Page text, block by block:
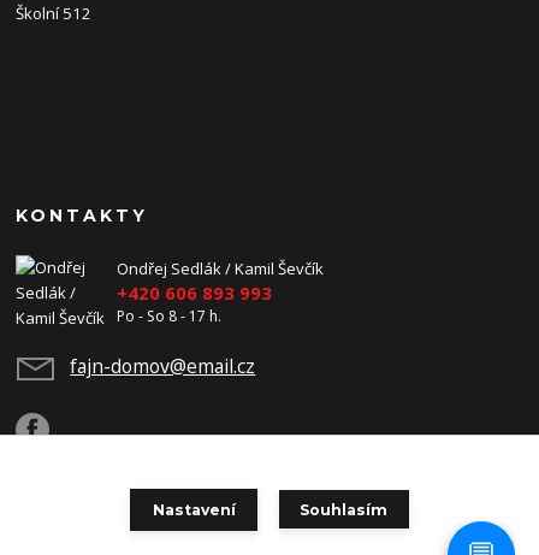
Školní 512
KONTAKTY
Ondřej Sedlák / Kamil Ševčík
+420 606 893 993
Po - So 8 - 17 h.
fajn-domov@email.cz
Copyright 2026 Fajn-Domov. Všechna práva vyhrazena.
Nastavení Souhlasím